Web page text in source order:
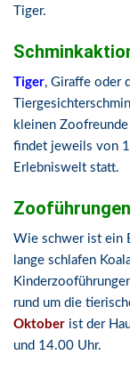
Tiger.
Tiger, Giraffe oder
kleinen
findet jeweils von
Erlebniswelt statt.
Zooführungen
Wie schwer ist ein
lange schlafen
rund um die
Oktober ist der
und 14.00 Uhr.